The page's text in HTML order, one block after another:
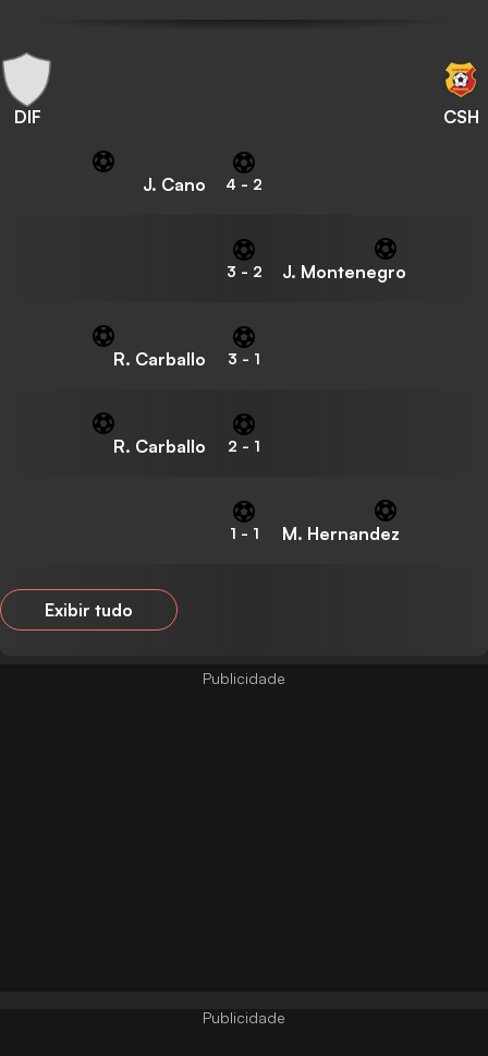
DIF CSH
J. Cano 4 - 2
3 - 2 J. Montenegro
R. Carballo 3 - 1
R. Carballo 2 - 1
1 - 1 M. Hernandez
Exibir tudo
Publicidade